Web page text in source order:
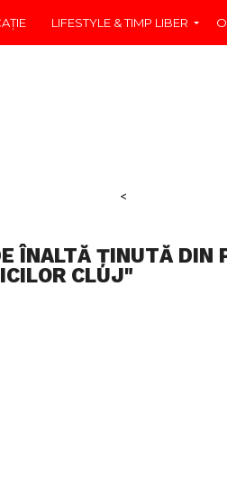
LIFESTYLE & TIMP LIBER
<
ÎNALTĂ ȚINUTĂ DIN
CLUJ"